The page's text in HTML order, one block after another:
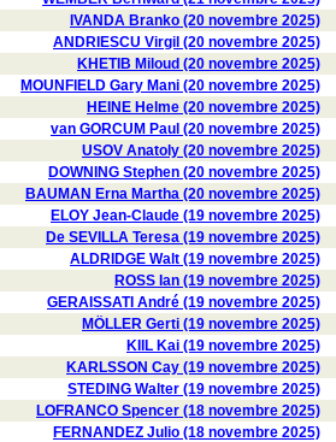
IVANDA Branko (20 novembre 2025)
ANDRIESCU Virgil (20 novembre 2025)
KHETIB Miloud (20 novembre 2025)
MOUNFIELD Gary Mani (20 novembre 2025)
HEINE Helme (20 novembre 2025)
van GORCUM Paul (20 novembre 2025)
USOV Anatoly (20 novembre 2025)
DOWNING Stephen (20 novembre 2025)
BAUMAN Erna Martha (20 novembre 2025)
ELOY Jean-Claude (19 novembre 2025)
De SEVILLA Teresa (19 novembre 2025)
ALDRIDGE Walt (19 novembre 2025)
ROSS Ian (19 novembre 2025)
GERAISSATI André (19 novembre 2025)
MÖLLER Gerti (19 novembre 2025)
KIIL Kai (19 novembre 2025)
KARLSSON Cay (19 novembre 2025)
STEDING Walter (19 novembre 2025)
LOFRANCO Spencer (18 novembre 2025)
FERNANDEZ Julio (18 novembre 2025)